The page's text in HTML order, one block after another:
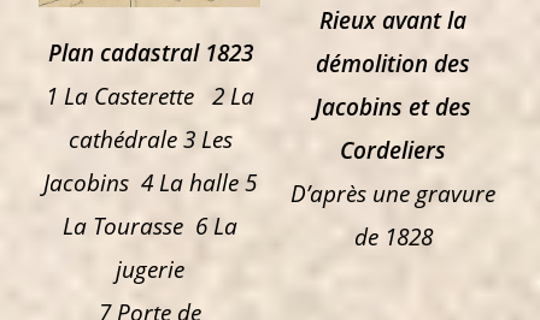
Plan cadastral 1823
1 La Casterette 2 La
cathédrale 3 Les
Jacobins 4 La halle5
La Tourasse 6 La
jugerie
7 Porte de
Rieux avant la
démolition des
Jacobins et des
Cordeliers
D’après une gravure
de 1828